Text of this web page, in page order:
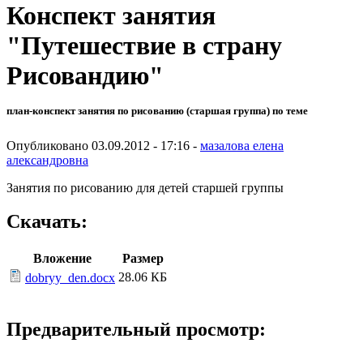
Конспект занятия
"Путешествие в страну
Рисовандию"
план-конспект занятия по рисованию (старшая группа) по теме
Опубликовано 03.09.2012 - 17:16 - мазалова елена
александровна
Занятия по рисованию для детей старшей группы
Скачать:
Вложение
Размер
dobryy_den.docx 28.06 КБ
Предварительный просмотр: